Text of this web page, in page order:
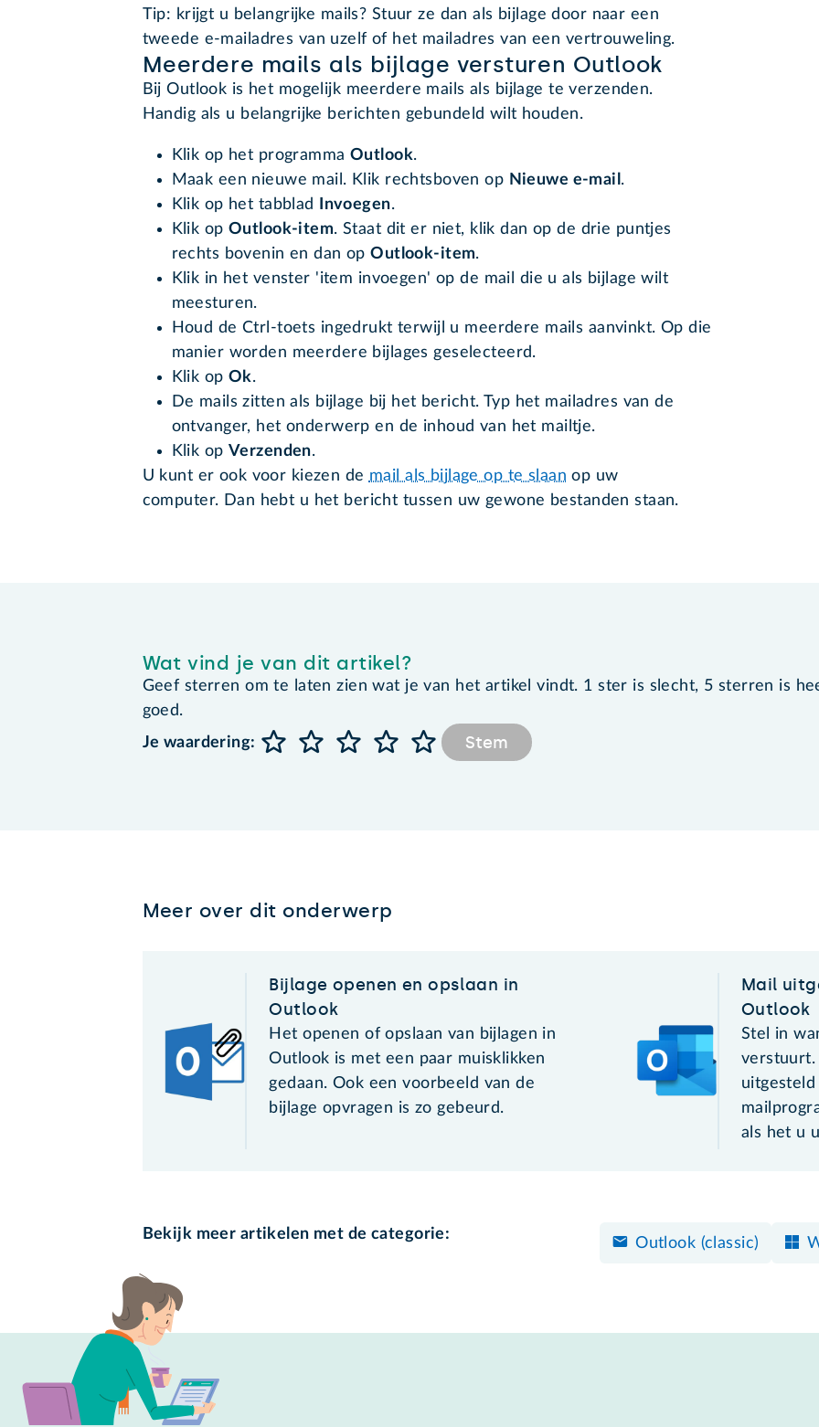
Tip: krijgt u belangrijke mails? Stuur ze dan als bijlage door naar een
tweede e-mailadres van uzelf of het mailadres van een vertrouweling.
Meerdere mails als bijlage versturen Outlook
Bij Outlook is het mogelijk meerdere mails als bijlage te verzenden.
Handig als u belangrijke berichten gebundeld wilt houden.
Klik op het programma Outlook.
Maak een nieuwe mail. Klik rechtsboven op Nieuwe e-mail .
Klik op het tabblad
Invoegen.
Klik op Outlook-item. Staat dit er niet, klik dan op de drie puntjes
rechts bovenin en dan opOutlook-item.
Klik in het venster 'item invoegen' op de mail die u als bijlage wilt
meesturen.
Houd de Ctrl-toets ingedrukt terwijl u meerdere mails aanvinkt. Op die
manier worden meerdere bijlages geselecteerd.
Klik op Ok.
De mails zitten als bijlage bij het bericht. Typ het mailadres van de
ontvanger, het onderwerp en de inhoud van het mailtje.
Klik op Verzenden.
U kunt er ook voor kiezen de mail als bijlage op te slaan op uw
computer. Dan hebt u het bericht tussen uw gewone bestanden staan.
Wat vind je van dit artikel?
Geef sterren om te laten zien wat je van het artikel vindt. 1 ster is slecht, 5 sterren is
goed.
Je waardering:
Stem
Meer over dit onderwerp
Bijlage openen en opslaan in
Outlook
Het openen of opslaan van bijlagen in
Outlook is met een paar muisklikken
gedaan. Ook een voorbeeld van de
bijlage opvragen is zo gebeurd.
Mail
Outlook
Stel in
als het u
Bekijk meer artikelen met de categorie:
Outlook (classic)